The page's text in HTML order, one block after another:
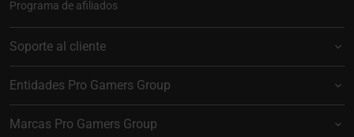
Programa de afiliados
Soporte al cliente
Entidades Pro Gamers Group
Marcas Pro Gamers Group